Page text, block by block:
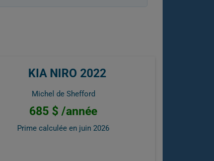
KIA NIRO 2022
Michel de Shefford
685 $ /année
Prime calculée en juin 2026